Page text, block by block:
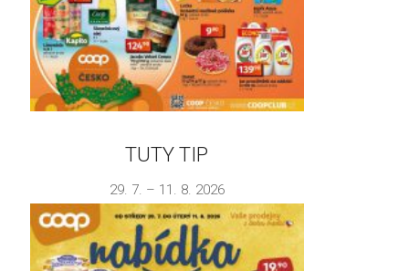
TUTY TIP
29. 7. – 11. 8. 2026